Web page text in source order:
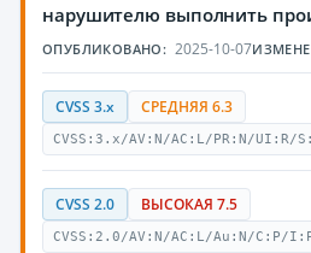
нарушителю выполнить
ОПУБЛИКОВАНО: 2025-10-07
CVSS 3.x СРЕДНЯЯ 6.3
CVSS:3.x/AV:N/AC:L/PR:N/
CVSS 2.0 ВЫСОКАЯ 7.5
CVSS:2.0/AV:N/AC:L/Au:N/C:P/